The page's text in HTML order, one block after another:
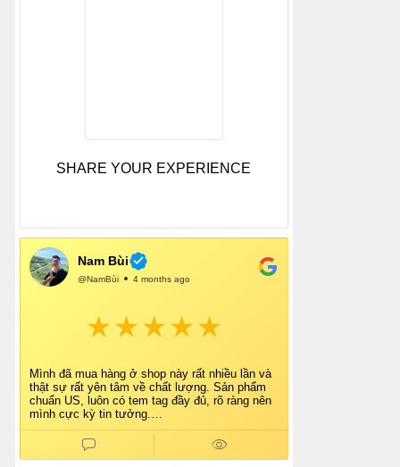
SHARE YOUR EXPERIENCE
Nam Bùi
@NamBùi 4 months ago
Mình đã mua hàng ở shop này rất nhiều lần và
thật sự rất yên tâm về chất lượng. Sản phẩm
chuẩn US, luôn có tem tag đầy đủ, rõ ràng nên
mình cực kỳ tin tưởng.
Shop tư vấn nhiệt tình, giao hàng nhanh, đóng
gói cẩn thận. Mỗi lần mua đều cảm thấy hài